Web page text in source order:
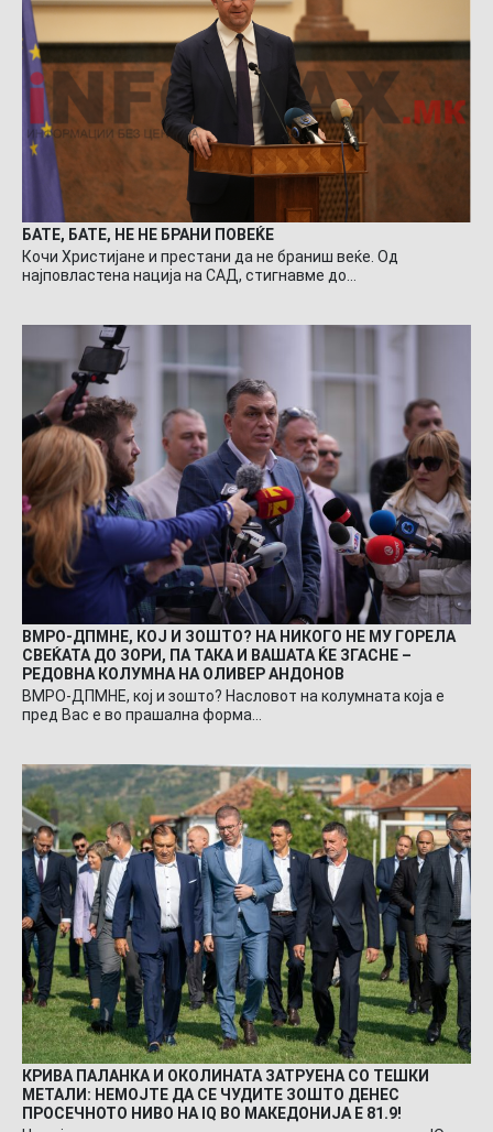
БАТЕ, БАТЕ, НЕ НЕ БРАНИ ПОВЕЌЕ
Кочи Христијане и престани да не браниш веќе. Од
најповластена нација на САД, стигнавме до…
ВМРО-ДПМНЕ, КОЈ И ЗОШТО? НА НИКОГО НЕ МУ ГОРЕЛА
СВЕЌАТА ДО ЗОРИ, ПА ТАКА И ВАШАТА ЌЕ ЗГАСНЕ –
РЕДОВНА КОЛУМНА НА ОЛИВЕР АНДОНОВ
ВМРО-ДПМНЕ, кој и зошто? Насловот на колумната која е
пред Вас е во прашална форма…
КРИВА ПАЛАНКА И ОКОЛИНАТА ЗАТРУЕНА СО ТЕШКИ
МЕТАЛИ: НЕМОЈТЕ ДА СЕ ЧУДИТЕ ЗОШТО ДЕНЕС
ПРОСЕЧНОТО НИВО НА IQ ВО МАКЕДОНИЈА Е 81.9!